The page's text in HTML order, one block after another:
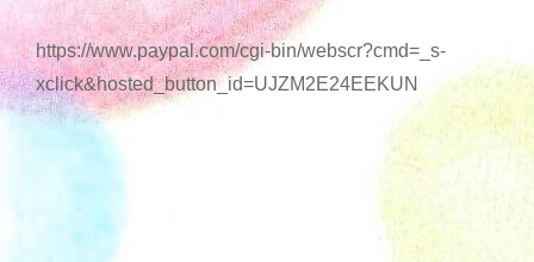
https://www.paypal.com/cgi-bin/webscr?cmd=_s-
xclick&hosted_button_id=UJZM2E24EEKUN